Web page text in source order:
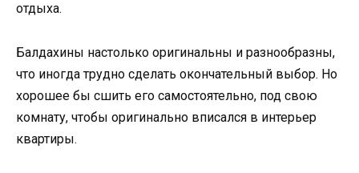
отдыха.
Балдахины настолько оригинальны и разнообразны,
что иногда трудно сделать окончательный выбор. Но
хорошее бы сшить его самостоятельно, под свою
комнату, чтобы оригинально вписался в интерьер
квартиры.